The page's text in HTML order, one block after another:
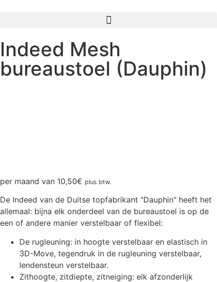
Indeed Mesh
bureaustoel (Dauphin)
per maand van 10,50€ plus btw.
De Indeed van de Duitse topfabrikant "Dauphin" heeft het
allemaal: bijna elk onderdeel van de bureaustoel is op de
een of andere manier verstelbaar of flexibel:
De rugleuning: in hoogte verstelbaar en elastisch in
3D-Move, tegendruk in de rugleuning verstelbaar,
lendensteun verstelbaar.
Zithoogte, zitdiepte, zitneiging: elk afzonderlijk